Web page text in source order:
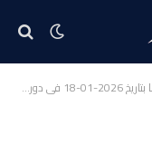
الثانية